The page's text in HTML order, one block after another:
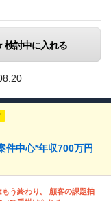
検討中に入れる
件中心*年収700万円
う終わり。 顧客の課題抽